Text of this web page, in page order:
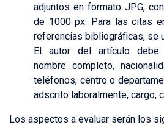
adjuntos en formato JPG,
de 1000 px. Para las citas
referencias bibliográficas, se
El autor del artículo debe
nombre completo,
teléfonos, centro o
adscrito laboralmente, cargo,
Los aspectos a evaluar serán los